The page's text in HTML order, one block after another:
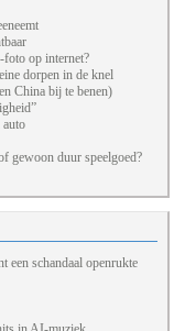
op internet?
dorpen in de knel
China bij te benen)
auto
gewoon duur speelgoed?
een schandaal openrukte